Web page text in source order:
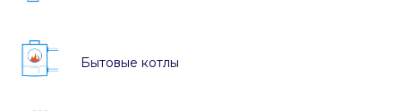
Бытовые котлы